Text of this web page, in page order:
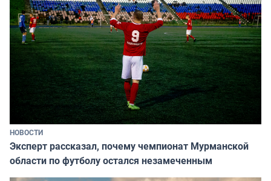
НОВОСТИ
Эксперт рассказал, почему чемпионат Мурманской
области по футболу остался незамеченным